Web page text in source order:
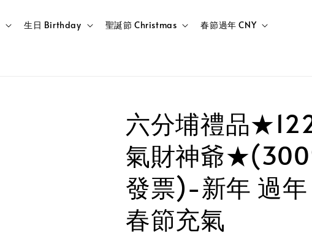
生日 Birthday 聖誕節 Christmas 春節過年 CNY
六分埔禮品
氣財神爺
發票)-新年 過
春節充氣